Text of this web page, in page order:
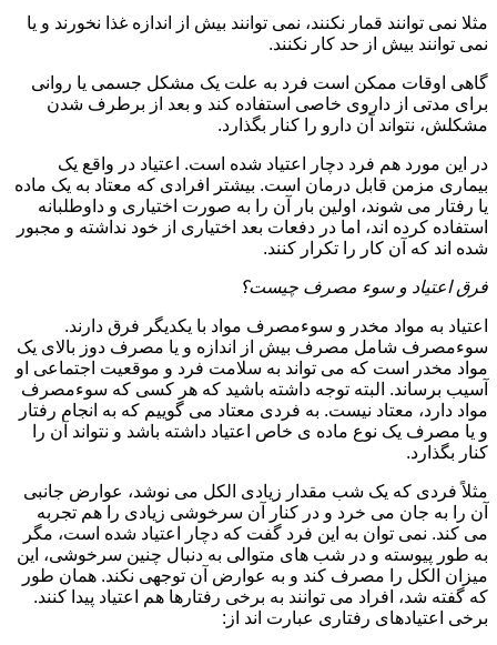
مثلا نمی توانند قمار نکنند، نمی توانند بیش از اندازه غذا نخورند و یا
نمی توانند بیش از حد کار نکنند.
گاهی اوقات ممکن است فرد به علت یک مشکل جسمی یا روانی
برای مدتی از داروی خاصی استفاده کند و بعد از برطرف شدن
مشکلش، نتواند آن دارو را کنار بگذارد.
در این مورد هم فرد دچار اعتیاد شده است. اعتیاد در واقع یک
بیماری مزمن قابل درمان است. بیشتر افرادی که معتاد به یک ماده
یا رفتار می شوند، اولین بار آن را به صورت اختیاری و داوطلبانه
استفاده کرده اند، اما در دفعات بعد اختیاری از خود نداشته و مجبور
شده اند که آن کار را تکرار کنند.
فرق اعتیاد و سوء مصرف چیست؟
اعتیاد به مواد مخدر و سوءمصرف مواد با یکدیگر فرق دارند.
سوءمصرف شامل مصرف بیش از اندازه و یا مصرف دوز بالای یک
مواد مخدر است که می تواند به سلامت فرد و موقعیت اجتماعی او
آسیب برساند. البته توجه داشته باشید که هر کسی که سوءمصرف
مواد دارد، معتاد نیست. به فردی معتاد می گوییم که به انجام رفتار
و یا مصرف یک نوع ماده ی خاص اعتیاد داشته باشد و نتواند آن را
کنار بگذارد.
مثلاً فردی که یک شب مقدار زیادی الکل می نوشد، عوارض جانبی
آن را به جان می خرد و در کنار آن سرخوشی زیادی را هم تجربه
می کند. نمی توان به این فرد گفت که دچار اعتیاد شده است، مگر
به طور پیوسته و در شب های متوالی به دنبال چنین سرخوشی، این
میزان الکل را مصرف کند و به عوارض آن توجهی نکند. همان طور
که گفته شد، افراد می توانند به برخی رفتارها هم اعتیاد پیدا کنند.
برخی اعتیادهای رفتاری عبارت اند از: